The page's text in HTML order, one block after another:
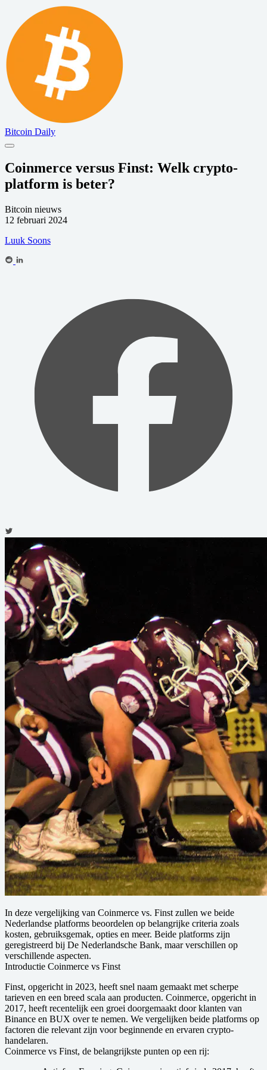
Bitcoin Daily
Coinmerce versus Finst: Welk crypto-
platform is beter?
Bitcoin nieuws
12 februari 2024
Luuk Soons
In deze vergelijking van Coinmerce vs. Finst zullen we beide
Nederlandse platforms beoordelen op belangrijke criteria zoals
kosten, gebruiksgemak, opties en meer. Beide platforms zijn
geregistreerd bij De Nederlandsche Bank, maar verschillen op
verschillende aspecten.
Introductie Coinmerce vs Finst
Finst, opgericht in 2023, heeft snel naam gemaakt met scherpe
tarieven en een breed scala aan producten. Coinmerce, opgericht in
2017, heeft recentelijk een groei doorgemaakt door klanten van
Binance en BUX over te nemen. We vergelijken beide platforms op
factoren die relevant zijn voor beginnende en ervaren crypto-
handelaren.
C oinmerce vs Finst, de belangrijkste punten op een rij: